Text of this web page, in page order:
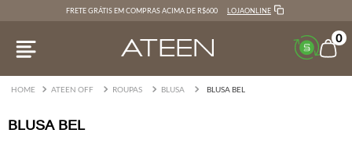
FRETE GRÁTIS EM COMPRAS ACIMA DE R$600 LOJAONLINE
0
ATEEN OFF ROUPAS BLUSA BLUSA BEL
BLUSA BEL